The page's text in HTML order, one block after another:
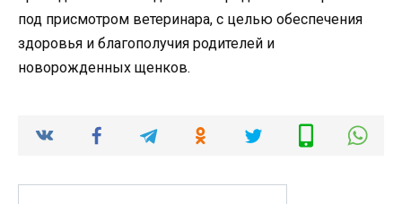
под присмотром ветеринара, с целью обеспечения
здоровья и благополучия родителей и
новорожденных щенков.